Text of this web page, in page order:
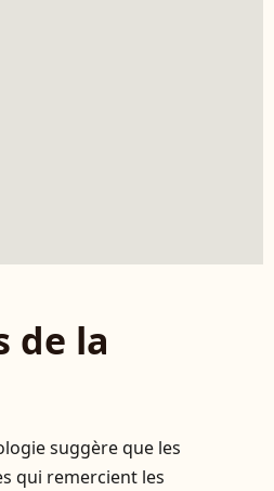
de la
suggère que les
qui remercient les